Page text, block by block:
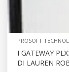
PROSOFT
I GATEWAY
DI LAUREN